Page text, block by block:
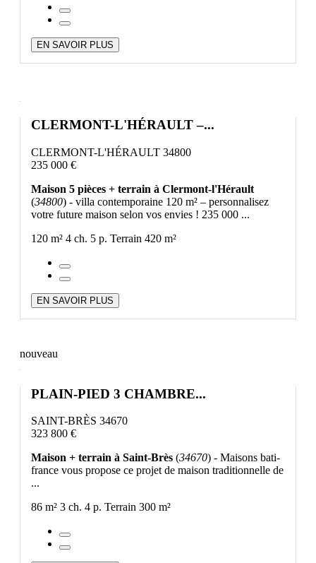
EN SAVOIR PLUS
CLERMONT-L'HÉRAULT –...
CLERMONT-L'HÉRAULT 34800
235 000 €
Maison 5 pièces + terrain à Clermont-l'Hérault
(34800) - villa contemporaine 120 m² – personnalisez
votre future maison selon vos envies ! 235 000 ...
120 m² 4 ch. 5 p. Terrain 420 m²
EN SAVOIR PLUS
nouveau
PLAIN-PIED 3 CHAMBRE...
SAINT-BRÈS 34670
323 800 €
Maison + terrain à Saint-Brès (34670) - Maisons bati-
france vous propose ce projet de maison traditionnelle de
...
86 m² 3 ch. 4 p. Terrain 300 m²